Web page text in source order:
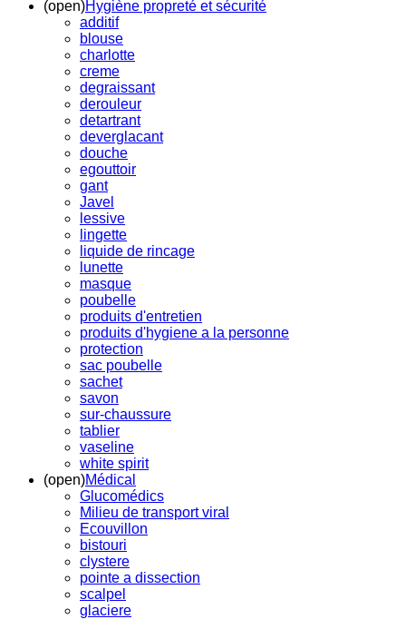
(open)Hygiène propreté et sécurité
additif
blouse
charlotte
creme
degraissant
derouleur
detartrant
deverglacant
douche
egouttoir
gant
Javel
lessive
lingette
liquide de rincage
lunette
masque
poubelle
produits d'entretien
produits d'hygiene a la personne
protection
sac poubelle
sachet
savon
sur-chaussure
tablier
vaseline
white spirit
(open)Médical
Glucomédics
Milieu de transport viral
Ecouvillon
bistouri
clystere
pointe a dissection
scalpel
glaciere